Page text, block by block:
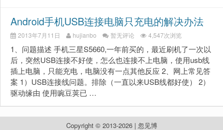
Android手机USB连接电脑只充电的解决办法
2013年7月11日 hujianbo 暂无评论 4,547次浏览
1、问题描述 手机三星S5660,一年前买的，最近刷机了一次以
后，突然USB连接不好使，怎么也连接不上电脑，使用usb线
插上电脑，只能充电，电脑没有一点其他反应 2、网上常见答
案 1）USB连接线问题。排除（一直以来USB线都好使） 2）
驱动缘由 使用豌豆荚已 …
Copyright © 2013-2026 | 忽见博